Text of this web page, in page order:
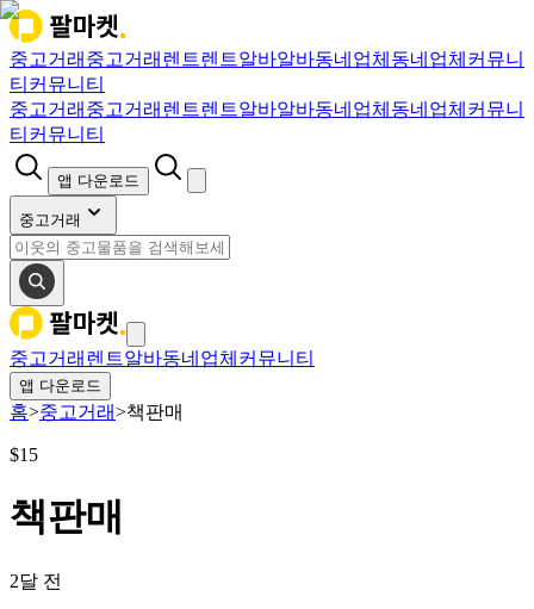
중고거래 중고거래 렌트렌트알바알바동네업체 동네업체 커뮤니
티 커뮤니티
중고거래 중고거래 렌트렌트알바알바동네업체 동네업체 커뮤니
티 커뮤니티
앱 다운로드
중고거래
중고거래 렌트알바동네업체 커뮤니티
앱 다운로드
홈>중고거래>책판매
$15
책판매
2달 전